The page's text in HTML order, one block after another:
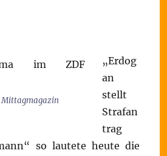
Mittagmagazin
„Erdog
an
stellt
Strafan
trag
so lautete heute die